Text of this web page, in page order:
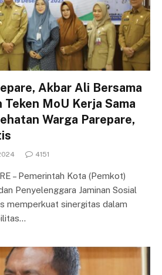
Akbar Ali Bersama
Teken MoU Kerja Sama
Warga Parepare,
4151
– Pemerintah Kota (Pemkot)
Penyelenggara Jaminan Sosial
memperkuat sinergitas dalam